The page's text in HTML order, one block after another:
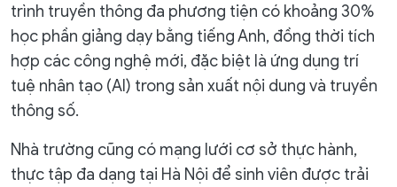
trình truyền thông đa phương tiện có khoảng 30%
học phần giảng dạy bằng tiếng Anh, đồng thời tích
hợp các công nghệ mới, đặc biệt là ứng dụng trí
tuệ nhân tạo (AI) trong sản xuất nội dung và truyền
thông số.
Nhà trường cũng có mạng lưới cơ sở thực hành,
thực tập đa dạng tại Hà Nội để sinh viên được trải